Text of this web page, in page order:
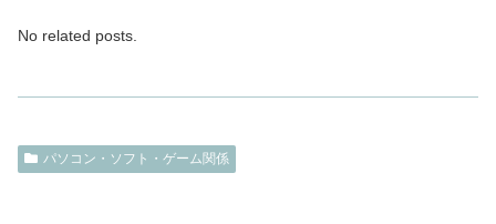
No related posts.
パソコン・ソフト・ゲーム関係